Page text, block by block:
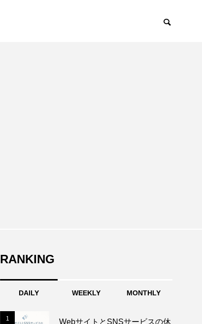
RANKING
DAILY WEEKLY MONTHLY
1
WebサイトとSNSサービスの休